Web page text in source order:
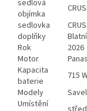
sedlová
objímka
sedlovka
doplňky
Rok
2026
Motor
Kapacita
baterie
715
Modely
Umístění